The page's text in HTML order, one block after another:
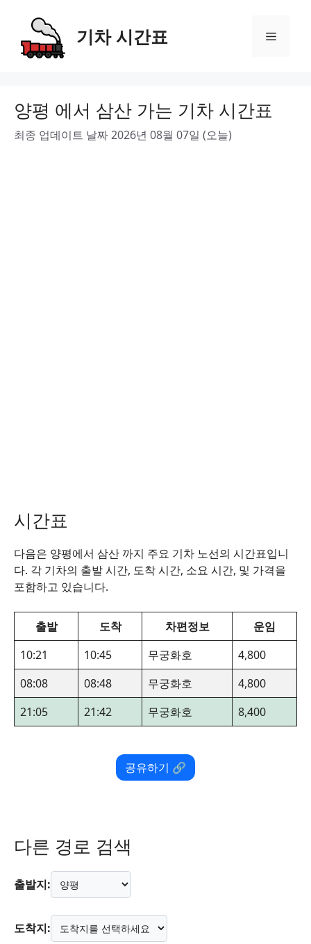
content
기차 시간표 Menu
양평 에서 삼산 가는 기차 시간표
최종 업데이트 날짜 2026년 08월 07일 (오늘)
시간표
다음은 양평에서 삼산 까지 주요 기차 노선의 시간표입니
다. 각 기차의 출발 시간, 도착 시간, 소요 시간, 및 가격을
포함하고 있습니다.
출발 도착 차편정보
운임
10:21
10:45 무궁화호
4,800
08:08
08:48 무궁화호
4,800
21:05
21:42 무궁화호 8,400
공유하기 🔗
다른 경로 검색
출발지:
도착지: